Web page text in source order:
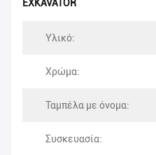
EXKAVATOR
Υλικό:
Χρώμα:
Ταμπέλα με όνομα:
Συσκευασία: